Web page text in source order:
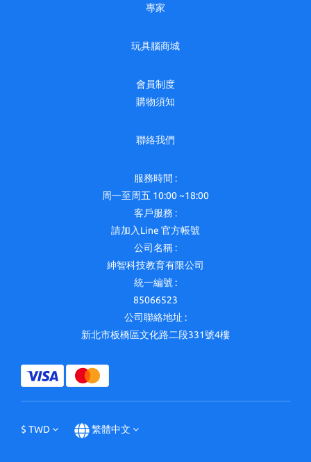
專家
玩具腦商城
會員制度
購物須知
聯絡我們
服務時間 :
周一至周五 10:00 ~18:00
客戶服務 :
請加入Line 官方帳號
公司名稱 :
紳智科技教育有限公司
統一編號 :
85066523
公司聯絡地址 :
新北市板橋區文化路二段331號4樓
$ TWD 繁體中文